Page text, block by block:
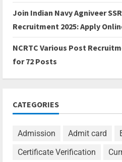
Join Indian Navy Agniveer
Recruitment 2025: Apply
NCRTC Various Post
for 72 Posts
CATEGORIES
Admission Admit card
Certificate Verification